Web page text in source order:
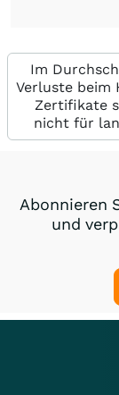
Im
Verluste beim
Zertifikate
nicht für
Abonnieren
und